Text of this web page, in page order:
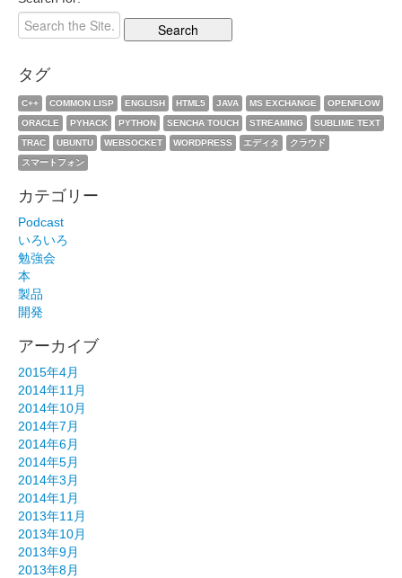
タグ
C++ COMMON LISP ENGLISH HTML5 JAVA MS EXCHANGE
OPENFLOW
ORACLE
PYHACK PYTHON SENCHA TOUCH STREAMING
SUBLIME TEXT
TRAC
UBUNTU WEBSOCKET WORDPRESS エディタ
クラウド
スマートフォン
カテゴリー
Podcast
いろいろ
勉強会
本
製品
開発
アーカイブ
2015年4月
2014年11月
2014年10月
2014年7月
2014年6月
2014年5月
2014年3月
2014年1月
2013年11月
2013年10月
2013年9月
2013年8月